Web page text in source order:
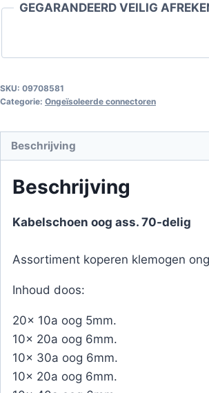
70- GEGARANDEERD VEILIG
SKU: 09708581
Categorie: Ongeïsoleerde connectoren
Beschrijving
Beschrijving
Kabelschoen oog ass. 70-delig
Assortiment koperen klemogen
Inhoud doos:
20x 10a oog 5mm.
10x 20a oog 6mm.
10x 30a oog 6mm.
10x 20a oog 6mm.